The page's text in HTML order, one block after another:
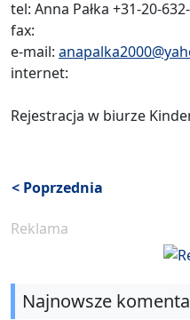
tel: Anna Pałka +31-20-
fax:
e-mail:
internet:
Rejestracja w biurze
< Poprzednia
Reklama
Najnowsze